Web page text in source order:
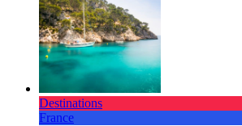
Destinations
France